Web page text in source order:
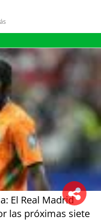
El Real Madrid
las próximas siete